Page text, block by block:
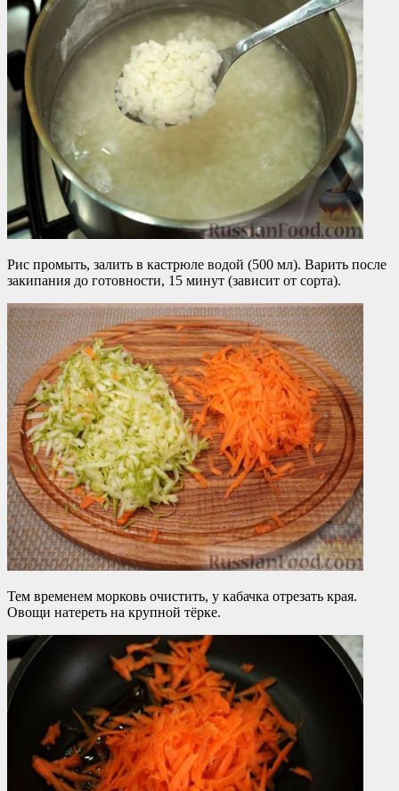
Рис промыть, залить в кастрюле водой (500 мл). Варить после
закипания до готовности, 15 минут (зависит от сорта).
Тем временем морковь очистить, у кабачка отрезать края.
Овощи натереть на крупной тёрке.